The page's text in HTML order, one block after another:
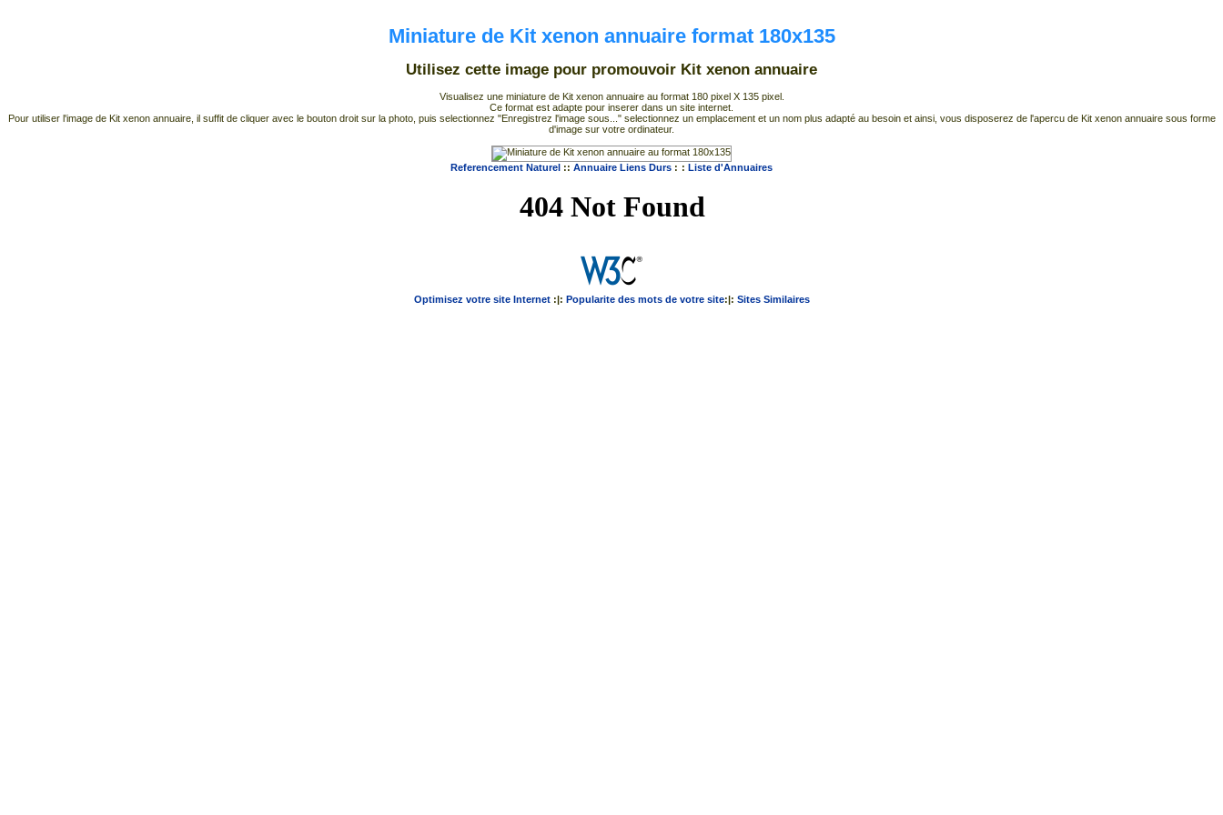
Miniature de Kit xenon annuaire format 180x135
Utilisez cette image pour promouvoir Kit xenon annuaire
Visualisez une miniature de Kit xenon annuaire au format 180 pixel X 135 pixel.
Ce format est adapte pour inserer dans un site internet.
Pour utiliser l'image de Kit xenon annuaire, il suffit de cliquer avec le bouton droit sur la photo, puis selectionnez "Enregistrez l'image sous..." selectionnez un emplacement et un nom plus adapté au besoin et ainsi, vous disposerez de l'apercu de Kit xenon annuaire sous forme
d'image sur votre ordinateur.
Referencement Naturel :: Annuaire Liens Durs : : Liste d'Annuaires
Optimisez votre site Internet:|: Popularite des mots de votre site:|: Sites Similaires